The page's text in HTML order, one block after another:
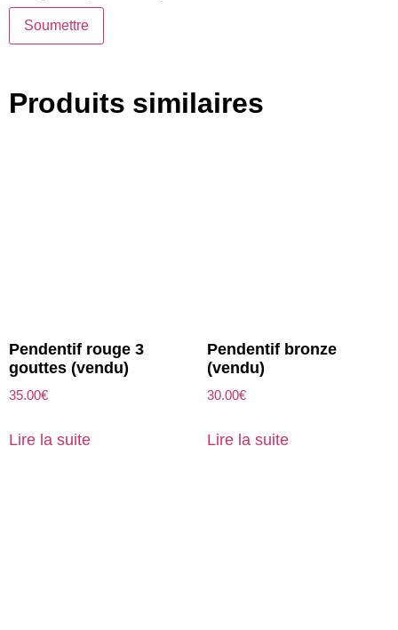
Produits similaires
Pendentif rouge 3
gouttes (vendu)
35.00€
Lire la suite
Pendentif bronze
(vendu)
30.00€
Lire la suite